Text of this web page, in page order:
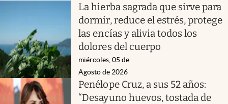
La hierba sagrada que sirve para
dormir, reduce el estrés, protege
las encías y alivia todos los
dolores del cuerpo
miércoles, 05 de
Agosto de 2026
Penélope Cruz, a sus 52 años:
“Desayuno huevos, tostada de